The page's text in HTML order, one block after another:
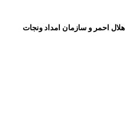
احمر و سازمان امداد ونجات